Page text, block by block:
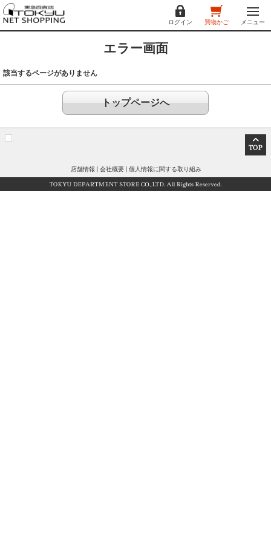
ログイン 買物かご メニュー
エラー画面
該当するページがありません
トップページへ
店舗情報 会社概要 個人情報に関する取り組み